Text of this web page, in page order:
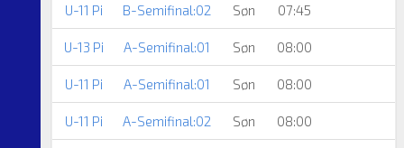
U-11 Pi B-Semifinal:02 Søn 07:45
U-13 Pi A-Semifinal:01 Søn 08:00
U-11 Pi A-Semifinal:01 Søn 08:00
U-11 Pi A-Semifinal:02 Søn 08:00